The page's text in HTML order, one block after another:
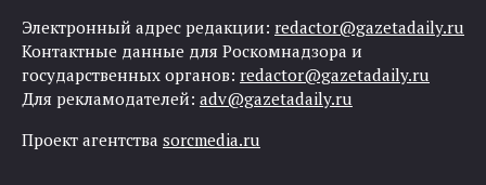
Электронный адрес редакции: redactor@gazetadaily.ru
Контактные данные для Роскомнадзора и
государственных органов: redactor@gazetadaily.ru
Для рекламодателей: adv@gazetadaily.ru
Проект агентства sorcmedia.ru